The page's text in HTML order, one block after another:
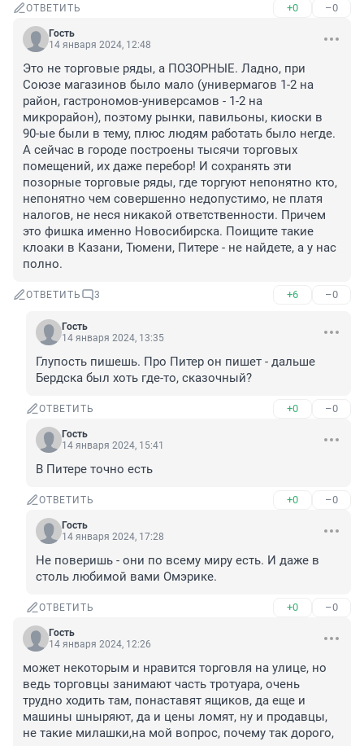
ОТВЕТИТЬ +0 –0
Гость
14 января 2024, 12:48
Это не торговые ряды, а ПОЗОРНЫЕ. Ладно, при
Союзе магазинов было мало (универмагов 1-2 на
район, гастрономов-универсамов - 1-2 на
микрорайон), поэтому рынки, павильоны, киоски в
90-ые были в тему, плюс людям работать было негде.
А сейчас в городе построены тысячи торговых
помещений, их даже перебор! И сохранять эти
позорные торговые ряды, где торгуют непонятно кто,
непонятно чем совершенно недопустимо, не платя
налогов, не неся никакой ответственности. Причем
это фишка именно Новосибирска. Поищите такие
клоаки в Казани, Тюмени, Питере - не найдете, а у нас
полно.
ОТВЕТИТЬ 3 +6 –0
Гость
14 января 2024, 13:35
Глупость пишешь. Про Питер он пишет - дальше
Бердска был хоть где-то, сказочный?
ОТВЕТИТЬ +0 –0
Гость
14 января 2024, 15:41
В Питере точно есть
ОТВЕТИТЬ +0 –0
Гость
14 января 2024, 17:28
Не поверишь - они по всему миру есть. И даже в
столь любимой вами Омэрике.
ОТВЕТИТЬ +0 –0
Гость
14 января 2024, 12:26
может некоторым и нравится торговля на улице, но
ведь торговцы занимают часть тротуара, очень
трудно ходить там, понаставят ящиков, да еще и
машины шныряют, да и цены ломят, ну и продавцы,
не такие милашки,на мой вопрос, почему так дорого,